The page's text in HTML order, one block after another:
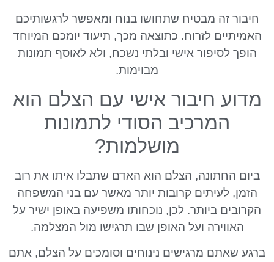
חיבור זה מבטיח שתחושו בנוח ומאפשר לרגשותיכם
האמיתיים לזרוח. כתוצאה מכך, תיעוד יומכם המיוחד
הופך לסיפור אישי ובלתי נשכח, ולא לאוסף תמונות
מבוימות.
מדוע חיבור אישי עם הצלם הוא
המרכיב הסודי לתמונות
מושלמות?
ביום החתונה, הצלם הוא האדם שתבלו איתו את רוב
הזמן, לעיתים קרובות יותר מאשר עם בני המשפחה
הקרובים ביותר. לכן, נוכחותו משפיעה באופן ישיר על
האווירה ועל האופן שבו תרגישו מול המצלמה.
ברגע שאתם מרגישים נינוחים וסומכים על הצלם, אתם